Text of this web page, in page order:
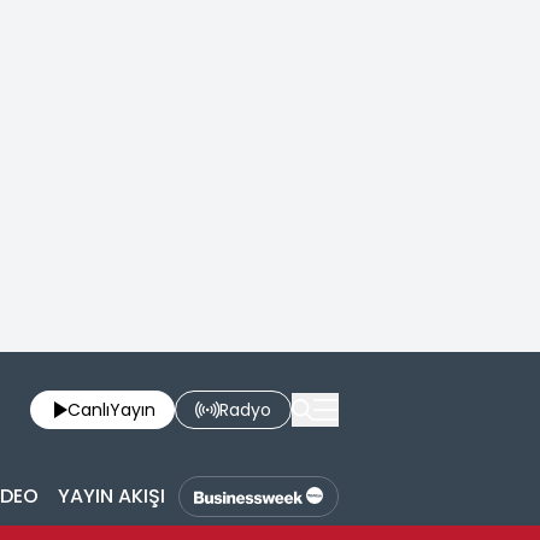
CanlıYayın Radyo
YAYIN AKIŞI